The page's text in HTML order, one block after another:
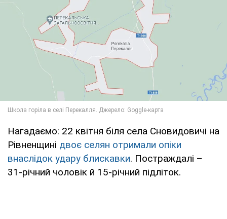
Нагадаємо: 22 квітня біля села Сновидовичі на
Рівненщині двоє селян отримали опіки
внаслідок удару блискавки. Постраждалі –
31-річний чоловік й 15-річний підліток.